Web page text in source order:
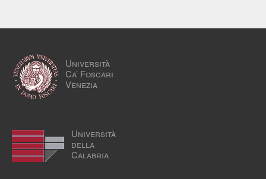
Università
Ca’ Foscari
Venezia
Università
della
Calabria